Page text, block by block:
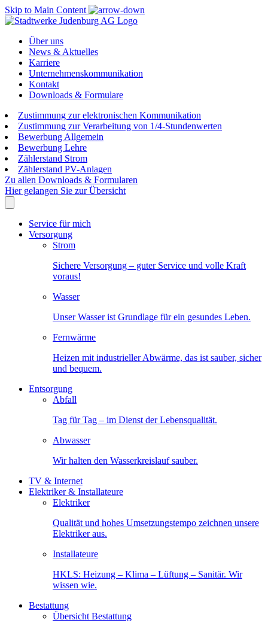
Skip to Main Content
Über uns
News & Aktuelles
Karriere
Unternehmenskommunikation
Kontakt
Downloads & Formulare
Zustimmung zur elektronischen Kommunikation
Zustimmung zur Verarbeitung von 1/4-Stundenwerten
Bewerbung Allgemein
Bewerbung Lehre
Zählerstand Strom
Zählerstand PV-Anlagen
Zu allen Downloads & Formularen
Hier gelangen Sie zur Übersicht
Service für mich
Versorgung
Strom
Sichere Versorgung – guter Service und volle Kraft
voraus!
Wasser
Unser Wasser ist Grundlage für ein gesundes Leben.
Fernwärme
Heizen mit industrieller Abwärme, das ist sauber, sicher
und bequem.
Entsorgung
Abfall
Tag für Tag – im Dienst der Lebensqualität.
Abwasser
Wir halten den Wasserkreislauf sauber.
TV & Internet
Elektriker & Installateure
Elektriker
Qualität und hohes Umsetzungstempo zeichnen unsere
Elektriker aus.
Installateure
HKLS: Heizung – Klima – Lüftung – Sanitär. Wir
wissen wie.
Bestattung
Übersicht Bestattung